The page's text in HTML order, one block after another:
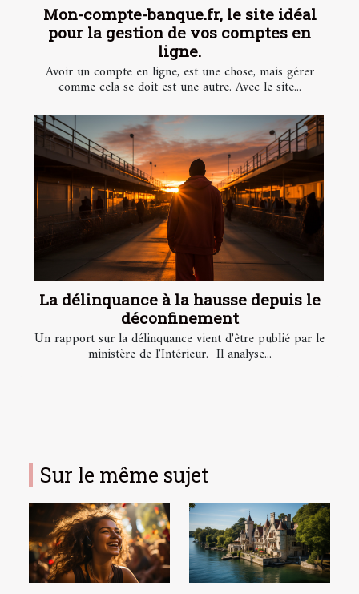
Mon-compte-banque.fr, le site idéal
pour la gestion de vos comptes en
ligne.
Avoir un compte en ligne, est une chose, mais gérer
comme cela se doit est une autre. Avec le site...
La délinquance à la hausse depuis le
déconfinement
Un rapport sur la délinquance vient d'être publié par le
ministère de l'Intérieur. Il analyse...
Sur le même sujet